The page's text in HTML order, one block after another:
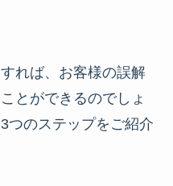
れば、お客様の誤解
とができるのでしょ
つのステップをご紹介